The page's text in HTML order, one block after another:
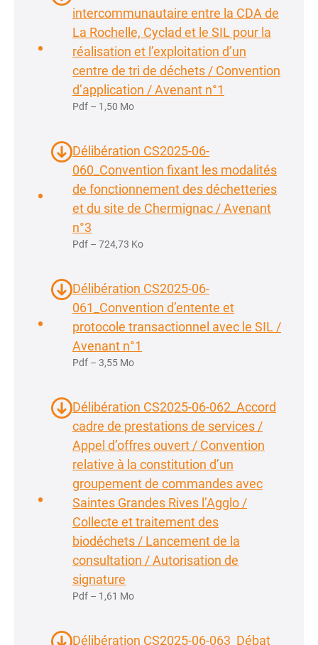
intercommunautaire entre la CDA de
La Rochelle, Cyclad et le SIL pour la
réalisation et l’exploitation d’un
centre de tri de déchets / Convention
d’application / Avenant n°1
Pdf – 1,50 Mo
Délibération CS2025-06-
060_Convention fixant les modalités
de fonctionnement des déchetteries
et du site de Chermignac / Avenant
n°3
Pdf – 724,73 Ko
Délibération CS2025-06-
061_Convention d’entente et
protocole transactionnel avec le SIL /
Avenant n°1
Pdf – 3,55 Mo
Délibération CS2025-06-062_Accord
cadre de prestations de services /
Appel d’offres ouvert / Convention
relative à la constitution d’un
groupement de commandes avec
Saintes Grandes Rives l’Agglo /
Collecte et traitement des
biodéchets / Lancement de la
consultation / Autorisation de
signature
Pdf – 1,61 Mo
Délibération CS2025-06-063_Débat